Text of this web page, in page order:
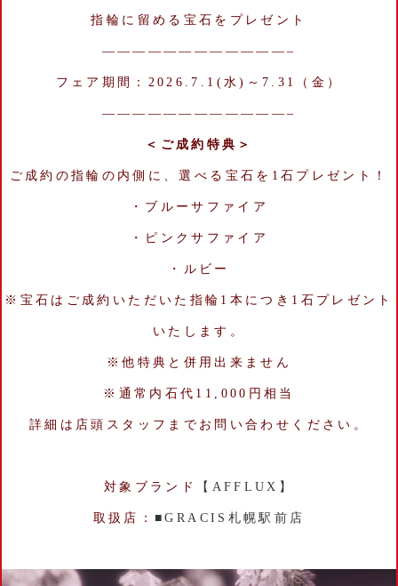
指輪に留める宝石をプレゼント
————————————–
フェア期間：2026.7.1(水)～7.31（金）
————————————–
＜ご成約特典＞
ご成約の指輪の内側に、選べる宝石を1石プレゼント！
・ブルーサファイア
・ピンクサファイア
・ルビー
※宝石はご成約いただいた指輪1本につき1石プレゼント
いたします。
※他特典と併用出来ません
※通常内石代11,000円相当
詳細は店頭スタッフまでお問い合わせください。
対象ブランド 【AFFLUX】
取扱店：■GRACIS札幌駅前店